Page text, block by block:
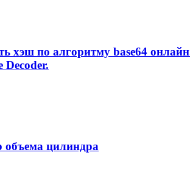
хэш по алгоритму base64
Decoder.
объема цилиндра